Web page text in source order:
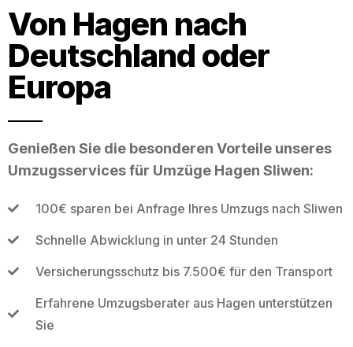
Von Hagen nach
Deutschland oder
Europa
Genießen Sie die besonderen Vorteile unseres
Umzugsservices für Umzüge Hagen Sliwen:
100€ sparen bei Anfrage Ihres Umzugs nach Sliwen
Schnelle Abwicklung in unter 24 Stunden
Versicherungsschutz bis 7.500€ für den Transport
Erfahrene Umzugsberater aus Hagen unterstützen
Sie